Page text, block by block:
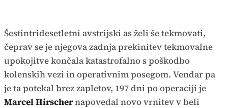
Šestintridesetletni avstrijski as želi še tekmovati,
čeprav se je njegova zadnja prekinitev tekmovalne
upokojitve končala katastrofalno s poškodbo
kolenskih vezi in operativnim posegom. Vendar pa
je ta potekal brez zapletov, 197 dni po operaciji je
Marcel Hirschernapovedal novo vrnitev v beli